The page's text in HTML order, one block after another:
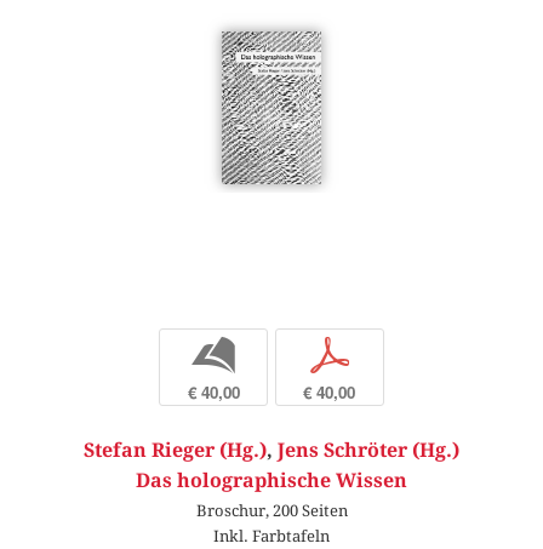
b
€ 40,00
p
€ 40,00
Stefan Rieger (Hg.), Jens Schröter (Hg.)
Das holographische Wissen
Broschur, 200 Seiten
Inkl. Farbtafeln